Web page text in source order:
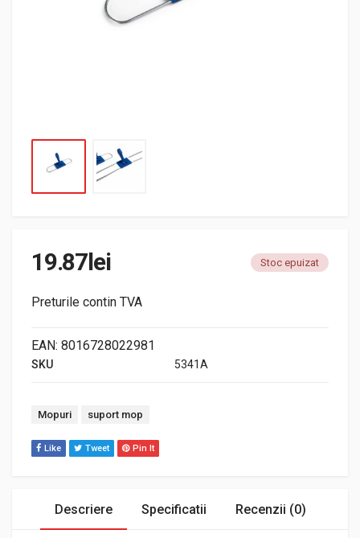
19.87lei Stoc epuizat
Preturile contin TVA
EAN: 8016728022981
SKU 5341A
Tags:
Mopuri suport mop
Like Tweet Pin It
Descriere Specificatii Recenzii (0)